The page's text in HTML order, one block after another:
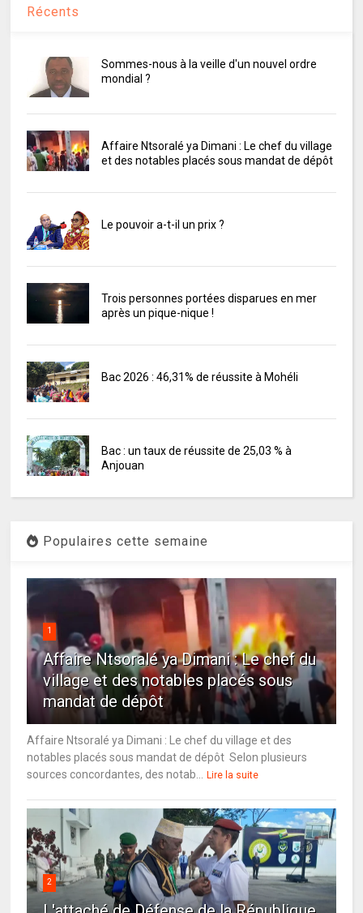
Récents
Sommes-nous à la veille d'un nouvel ordre
mondial ?
Affaire Ntsoralé ya Dimani : Le chef du village
et des notables placés sous mandat de dépôt
Le pouvoir a-t-il un prix ?
Trois personnes portées disparues en mer
après un pique-nique !
Bac 2026 : 46,31% de réussite à Mohéli
Bac : un taux de réussite de 25,03 % à
Anjouan
Populaires cette semaine
1
Affaire Ntsoralé ya Dimani : Le chef du
village et des notables placés sous
mandat de dépôt
Affaire Ntsoralé ya Dimani : Le chef du village et des
notables placés sous mandat de dépôt Selon plusieurs
sources concordantes, des notab...
Lire la suite
2